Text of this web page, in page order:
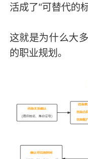
活成了“可替代的标
这就是为什么大
的职业规划。